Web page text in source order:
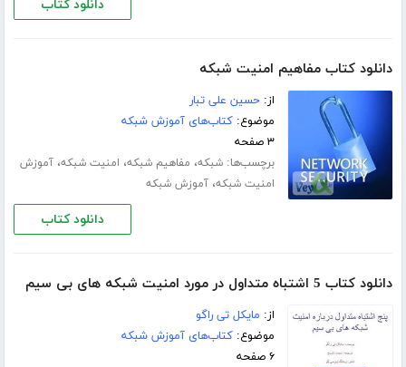
دانلود کتاب
دانلود کتاب مفاهیم امنیت شبکه
از:حسین علی تبار
موضوع:کتاب‌های آموزش شبکه
۳ صفحه
برچسب‌ها:شبکه، مفاهیم شبکه، امنیت شبکه،آموزش
امنیت شبکه،آموزش شبکه
دانلود کتاب
دانلود کتاب 5 اشتباه متداول در مورد امنیت شبکه های بی سیم
از: مایکل تی راگو
موضوع:کتاب‌های آموزش شبکه
۶ صفحه